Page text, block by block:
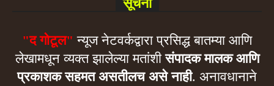
सूचना
"द गोटूल" न्यूज नेटवर्कद्वारा प्रसिद्ध बातम्या आणि
लेखामधून व्यक्त झालेल्या मतांशीसंपादक मालक आणि
प्रकाशक सहमत असतीलच असे नाही. अनावधानाने